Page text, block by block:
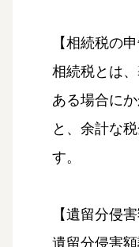
【相続税の
相続税とは
ある場合に
と、余計な
す。
【遺留分侵
遺留分侵害